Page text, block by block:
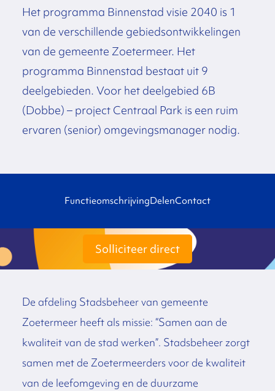
Het programma Binnenstad visie 2040 is 1
van de verschillende gebiedsontwikkelingen
van de gemeente Zoetermeer. Het
programma Binnenstad bestaat uit 9
deelgebieden. Voor het deelgebied 6B
(Dobbe) – project Centraal Park is een ruim
ervaren (senior) omgevingsmanager nodig.
FunctieomschrijvingDelenContact
Solliciteer direct
De afdeling Stadsbeheer van gemeente
Zoetermeer heeft als missie: “Samen aan de
kwaliteit van de stad werken”. Stadsbeheer zorgt
samen met de Zoetermeerders voor de kwaliteit
van de leefomgeving en de duurzame